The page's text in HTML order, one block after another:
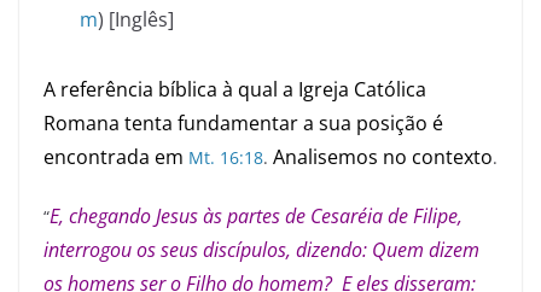
m) [Inglês]
A referência bíblica à qual a Igreja Católica
Romana tenta fundamentar a sua posição é
encontrada em Mt. 16:18. Analisemos no contexto.
“E, chegando Jesus às partes de Cesaréia de Filipe,
interrogou os seus discípulos, dizendo: Quem dizem
os homens ser o Filho do homem? E eles disseram: